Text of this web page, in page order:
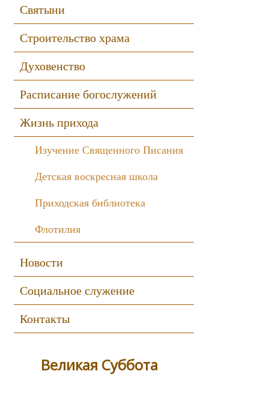
Святыни
Строительство храма
Духовенство
Расписание богослужений
Жизнь прихода
Изучение Священного Писания
Детская воскресная школа
Приходская библиотека
Флотилия
Новости
Социальное служение
Контакты
Великая Суббота